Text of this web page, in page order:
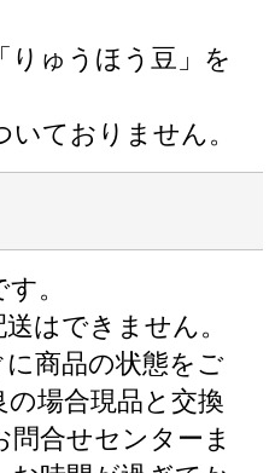
りゅうほう豆」を
ておりません。
。
はできません。
商品の状態をご
場合現品と交換
問合せセンターま